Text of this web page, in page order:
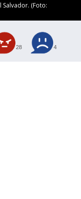
Salvador. (Foto:
28 4